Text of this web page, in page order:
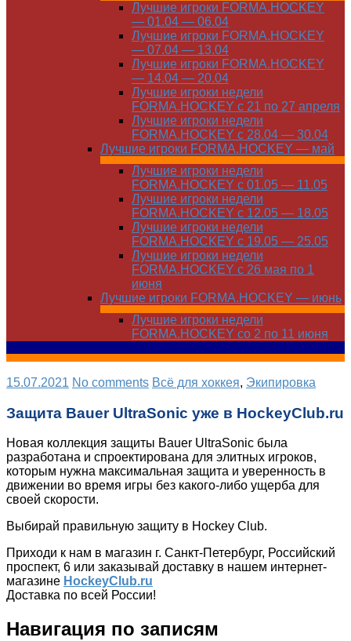
Лучшие игроки FORMA.HOCKEY
— 01.04 — 06.04
Лучшие игроки FORMA.HOCKEY
— 07.04 — 13.04
Лучшие игроки FORMA.HOCKEY
— 14.04 — 20.04
Лучшие игроки недели
FORMA.HOCKEY с 21 по 27 апреля
Лучшие игроки недели
FORMA.HOCKEY с 28.04 — 30.04
Лучшие игроки FORMA.HOCKEY — май
Лучшие игроки недели
FORMA.HOCKEY с 01.05 — 11.05
Лучшие игроки недели
FORMA.HOCKEY с 12.05 — 18.05
Лучшие игроки недели
FORMA.HOCKEY с 19.05 — 25.05
Лучшие игроки недели
FORMA.HOCKEY с 26 мая по 1
июня
Лучшие игроки FORMA.HOCKEY — июнь
Лучшие игроки недели
FORMA.HOCKEY со 2 по 11 июня
15.07.2021 No comments Всё для хоккея, Экипировка
Защита Bauer UltraSonic уже в HockeyClub.ru
Новая коллекция защиты Bauer UltraSonic была
разработана и спроектирована для элитных игроков,
которым нужна максимальная защита и уверенность в
движении во время игры без какого-либо ущерба для
своей скорости.
Выбирай правильную защиту в Hockey Club.
Приходи к нам в магазин г. Санкт-Петербург, Российский
проспект, 6 или заказывай доставку в нашем интернет-
магазине HockeyClub.ru
Доставка по всей России!
Навигация по записям